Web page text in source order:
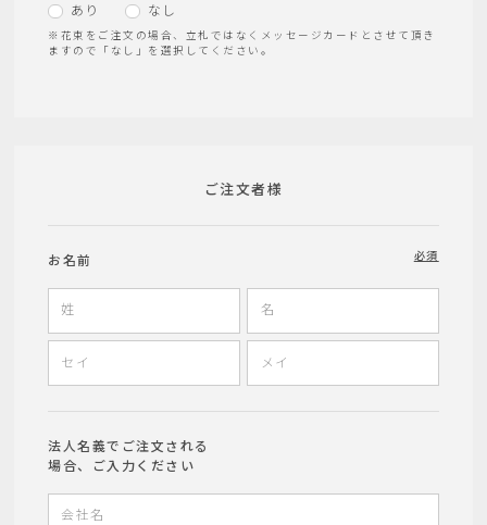
あり なし
※花束をご注文の場合、立札ではなくメッセージカードとさせて頂き
ますので「なし」を選択してください。
ご注文者様
お名前 必須
法人名義でご注文される
場合、ご入力ください